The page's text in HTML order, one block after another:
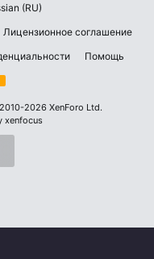
(RU)
Лицензионное соглашение
Помощь
2026 XenForo Ltd.
xenfocus